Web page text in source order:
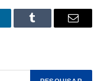
Tumblr Email